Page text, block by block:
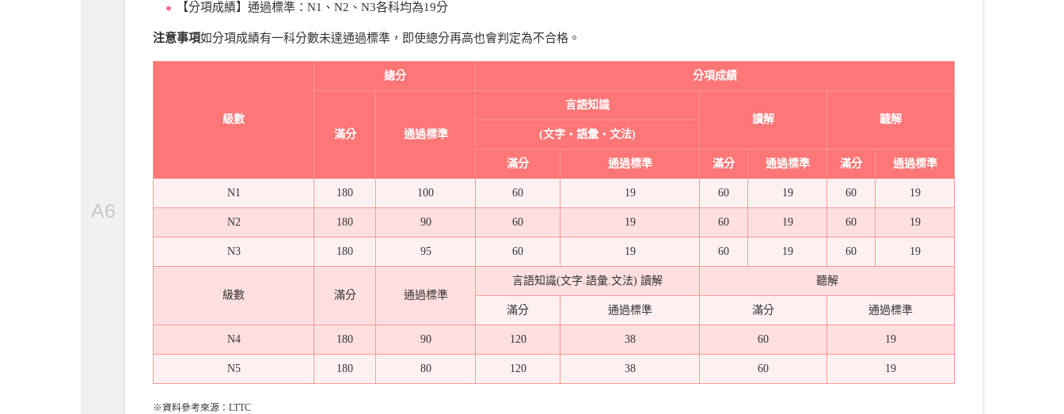
A6
【分項成績】通過標準：N1、N2、N3各科均為19分
注意事項如分項成績有一科分數未達通過標準，即使總分再高也會判定為不合格。
級數
總分 分項成績
滿分 通過標準
言語知識
讀解
聽解
(文字‧語彙‧文法)
滿分 通過標準 滿分 通過標準 滿分 通過標準
N1 180 100 60 19 60 19 60 19
N2 180 90 60 19 60 19 60 19
N3 180 95 60 19 60 19 60 19
級數 滿分 通過標準
言語知識(文字.語彙.文法) 讀解 聽解
滿分 通過標準 滿分 通過標準
N4 180 90 120 38 60 19
N5 180 80 120 38 60 19
※資料參考來源：LTTC